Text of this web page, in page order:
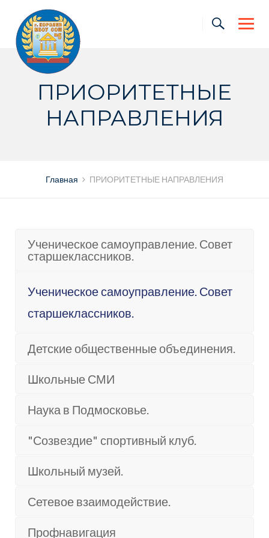
content
ПРИОРИТЕТНЫЕ
НАПРАВЛЕНИЯ
Главная ПРИОРИТЕТНЫЕ НАПРАВЛЕНИЯ
Ученическое самоуправление. Совет
старшеклассников.
Ученическое самоуправление. Совет
старшеклассников.
Детские общественные объединения.
Школьные СМИ
Наука в Подмосковье.
"Созвездие" спортивный клуб.
Школьный музей.
Сетевое взаимодействие.
Профнавигация